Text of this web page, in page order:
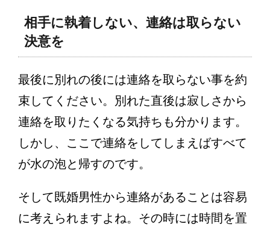
相手に執着しない、連絡は取らない
決意を
最後に別れの後には連絡を取らない事を約
束してください。別れた直後は寂しさから
連絡を取りたくなる気持ちも分かります。
しかし、ここで連絡をしてしまえばすべて
が水の泡と帰すのです。
そして既婚男性から連絡があることは容易
に考えられますよね。その時には時間を置